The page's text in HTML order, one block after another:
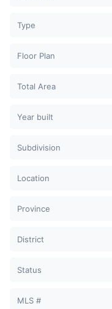
Type
Floor Plan
Total Area
Year built
Subdivision
Location
Province
District
Status
MLS #